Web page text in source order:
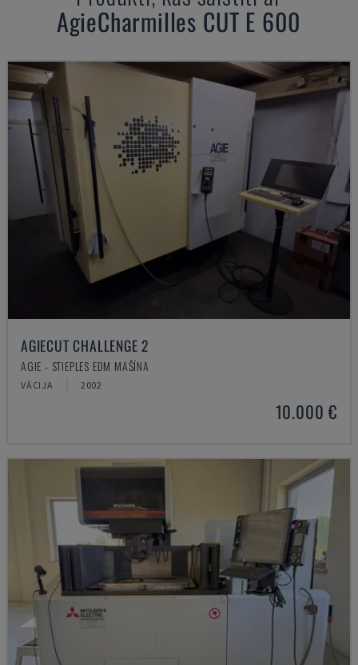
AgieCharmilles CUT E 600
AGIECUT CHALLENGE 2
AGIE - STIEPLES EDM MAŠĪNA
VĀCIJA 2002
10.000 €